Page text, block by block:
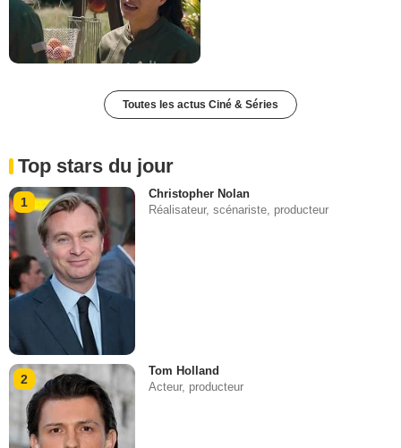
Toutes les actus Ciné & Séries
Top stars du jour
1
Christopher Nolan
Réalisateur, scénariste, producteur
2
Tom Holland
Acteur, producteur